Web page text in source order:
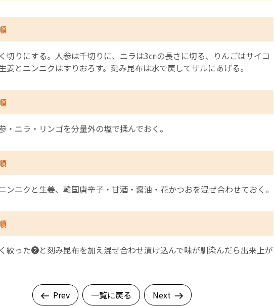
切りにする。人参は千切りに、ニラは3㎝の長さに切る、りんごはサイコ
姜とニンニクはすりおろす。刻み昆布は水で戻してザルにあげる。
・ニラ・リンゴを分量外の塩で揉んでおく。
ンニクと生姜、韓国唐辛子・甘酒・醤油・花かつおを混ぜ合わせておく。
絞った❷と刻み昆布を加え混ぜ合わせ漬け込んで味が馴染んだら出来上が
Prev 一覧に戻る Next